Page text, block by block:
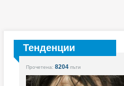
Тенденции
Прочетена: 8204 пъти